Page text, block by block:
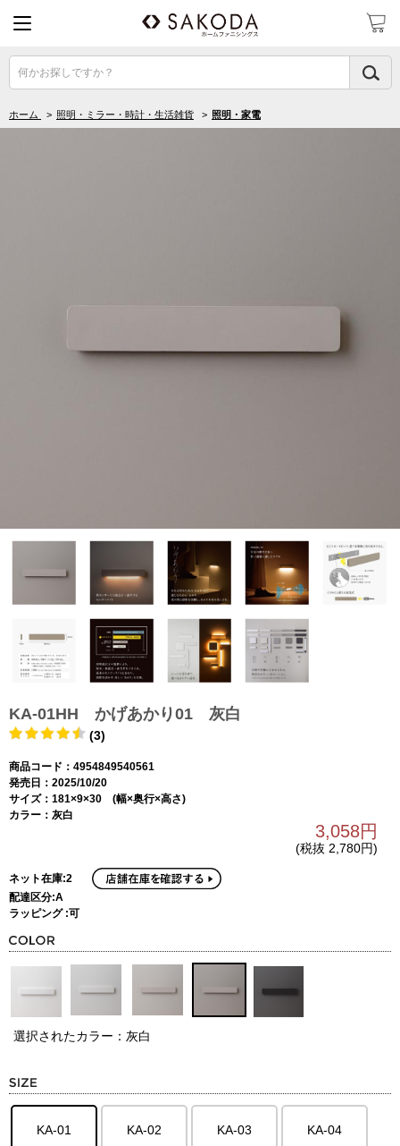
何かお探しですか？
ホーム > 照明・ミラー・時計・生活雑貨 > 照明・家電
KA-01HH かげあかり01 灰白
(3)
商品コード：4954849540561
発売日：2025/10/20
サイズ：181×9×30 (幅×奥行×高さ)
カラー：灰白
3,058円
(税抜 2,780円)
ネット在庫:2
配達区分:A
ラッピング :可
選択されたカラー：灰白
KA-01 KA-02 KA-03 KA-04